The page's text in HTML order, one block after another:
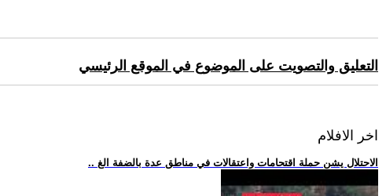
التعليق والتصويت على الموضوع في الموقع الرئيسي
اخر الافلام
.. الاحتلال يشن حملة اقتحامات واعتقالات في مناطق عدة بالضفة الغ